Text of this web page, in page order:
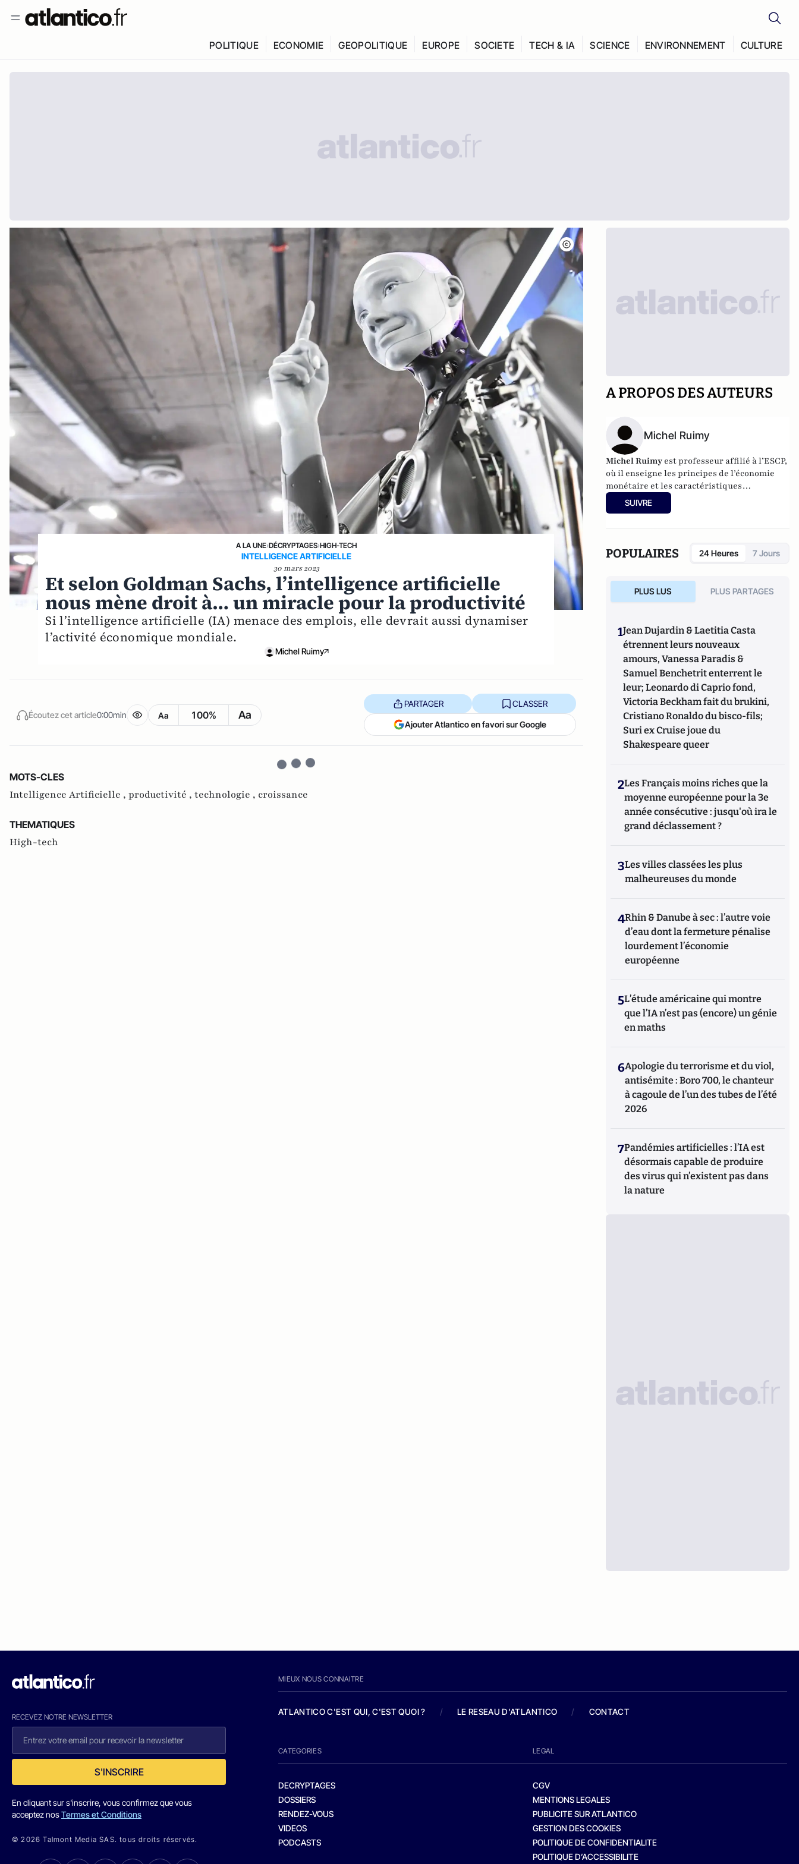
POLITIQUE ECONOMIE GEOPOLITIQUE EUROPE SOCIETE TECH & IA SCIENCE ENVIRONNEMENT CULTURE
A LA UNE›DÉCRYPTAGES›HIGH-TECH
INTELLIGENCE ARTIFICIELLE
30 mars 2023
Et selon Goldman Sachs, l’intelligence artificielle
nous mène droit à… un miracle pour la productivité
Si l’intelligence artificielle (IA) menace des emplois, elle devrait aussi dynamiser
l’activité économique mondiale.
Michel Ruimy
Écoutez cet article0:00min Aa 100% Aa
PARTAGER CLASSER
Ajouter Atlantico en favori sur Google
MOTS-CLES
Intelligence Artificielle , productivité , technologie , croissance
THEMATIQUES
High-tech
A PROPOS DES AUTEURS
Michel Ruimy
Michel Ruimy est professeur affilié à l’ESCP,
où il enseigne les principes de l’économie
monétaire et les caractéristiques
fondamentales des marchés de capitaux.
SUIVRE
POPULAIRES 24 Heures 7 Jours
PLUS LUS PLUS PARTAGES
1Jean Dujardin & Laetitia Casta
étrennent leurs nouveaux
amours, Vanessa Paradis &
Samuel Benchetrit enterrent le
leur; Leonardo di Caprio fond,
Victoria Beckham fait du brukini,
Cristiano Ronaldo du bisco-fils;
Suri ex Cruise joue du
Shakespeare queer
2Les Français moins riches que la
moyenne européenne pour la 3e
année consécutive : jusqu'où ira le
grand déclassement ?
3Les villes classées les plus
malheureuses du monde
4Rhin & Danube à sec : l’autre voie
d’eau dont la fermeture pénalise
lourdement l’économie
européenne
5L’étude américaine qui montre
que l’IA n’est pas (encore) un génie
en maths
6Apologie du terrorisme et du viol,
antisémite : Boro 700, le chanteur
à cagoule de l’un des tubes de l’été
2026
7Pandémies artificielles : l’IA est
désormais capable de produire
des virus qui n’existent pas dans
la nature
RECEVEZ NOTRE NEWSLETTER
S'INSCRIRE
En cliquant sur s'inscrire, vous confirmez que vous
acceptez nosTermes et Conditions
© 2026 Talmont Media SAS. tous droits réservés.
MIEUX NOUS CONNAITRE
ATLANTICO C'EST QUI, C'EST QUOI ? / LE RESEAU D'ATLANTICO / CONTACT
CATEGORIES
DECRYPTAGES
DOSSIERS
RENDEZ-VOUS
VIDEOS
PODCASTS
LEGAL
CGV
MENTIONS LEGALES
PUBLICITE SUR ATLANTICO
GESTION DES COOKIES
POLITIQUE DE CONFIDENTIALITE
POLITIQUE D’ACCESSIBILITE